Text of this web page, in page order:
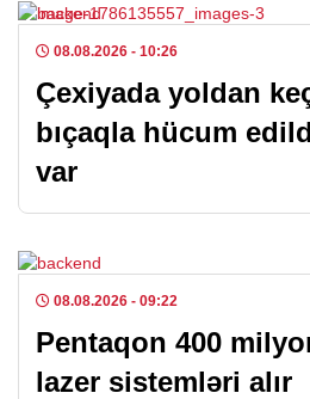
08.08.2026 - 10:26
Çexiyada yoldan
bıçaqla hücum
var
08.08.2026 - 09:22
Pentaqon 400
lazer sistemləri alır